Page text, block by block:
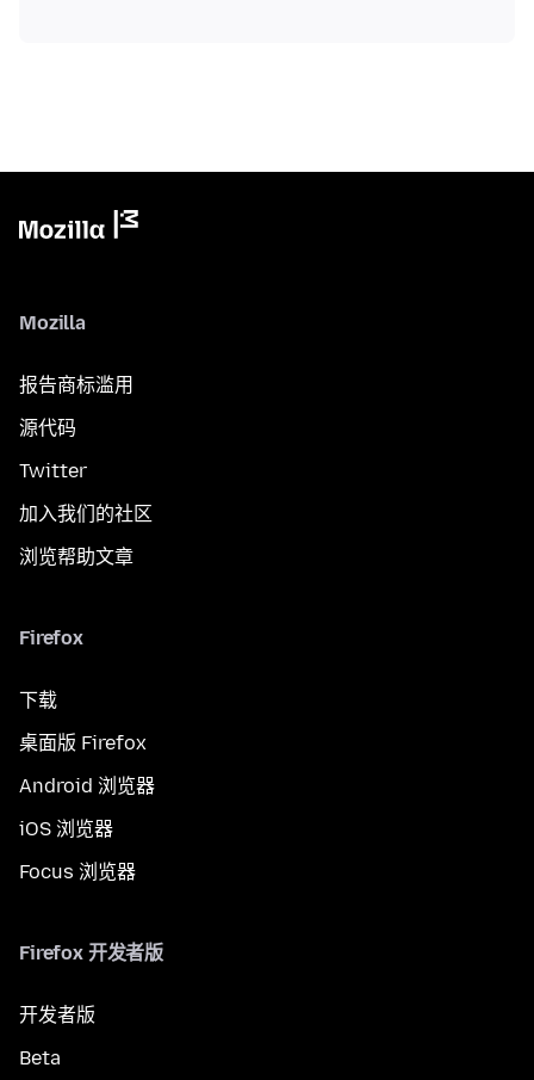
Mozilla
报告商标滥用
源代码
Twitter
加入我们的社区
浏览帮助文章
Firefox
下载
桌面版 Firefox
Android 浏览器
iOS 浏览器
Focus 浏览器
Firefox 开发者版
开发者版
Beta